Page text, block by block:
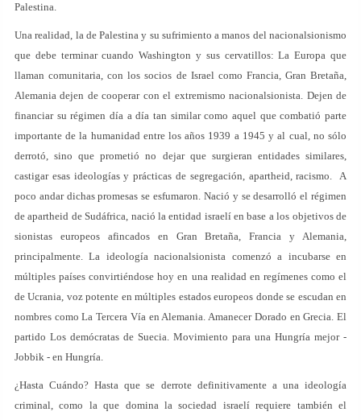
Palestina.
Una realidad, la de Palestina y su sufrimiento a manos del nacionalsionismo
que debe terminar cuando Washington y sus cervatillos: La Europa que
llaman comunitaria, con los socios de Israel como Francia, Gran Bretaña,
Alemania dejen de cooperar con el extremismo nacionalsionista. Dejen de
financiar su régimen día a día tan similar como aquel que combatió parte
importante de la humanidad entre los años 1939 a 1945 y al cual, no sólo
derrotó, sino que prometió no dejar que surgieran entidades similares,
castigar esas ideologías y prácticas de segregación, apartheid, racismo. A
poco andar dichas promesas se esfumaron. Nació y se desarrolló el régimen
de apartheid de Sudáfrica, nació la entidad israelí en base a los objetivos de
sionistas europeos afincados en Gran Bretaña, Francia y Alemania,
principalmente. La ideología nacionalsionista comenzó a incubarse en
múltiples países convirtiéndose hoy en una realidad en regímenes como el
de Ucrania, voz potente en múltiples estados europeos donde se escudan en
nombres como La Tercera Vía en Alemania. Amanecer Dorado en Grecia. El
partido Los demócratas de Suecia. Movimiento para una Hungría mejor -
Jobbik - en Hungría.
¿Hasta Cuándo? Hasta que se derrote definitivamente a una ideología
criminal, como la que domina la sociedad israelí requiere también el